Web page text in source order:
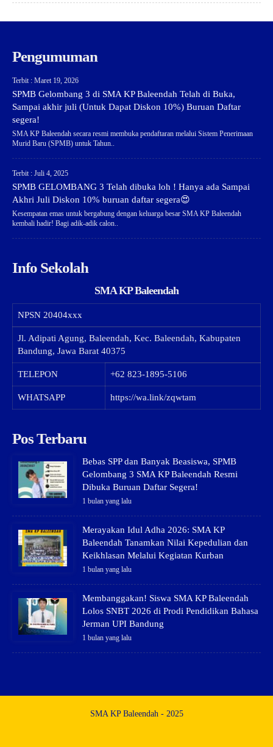
Pengumuman
Terbit : Maret 19, 2026
SPMB Gelombang 3 di SMA KP Baleendah Telah di Buka,
Sampai akhir juli (Untuk Dapat Diskon 10%) Buruan Daftar
segera!
SMA KP Baleendah secara resmi membuka pendaftaran melalui Sistem Penerimaan
Murid Baru (SPMB) untuk Tahun..
Terbit : Juli 4, 2025
SPMB GELOMBANG 3 Telah dibuka loh ! Hanya ada Sampai
Akhri Juli Diskon 10% buruan daftar segera😍
Kesempatan emas untuk bergabung dengan keluarga besar SMA KP Baleendah
kembali hadir! Bagi adik-adik calon..
Info Sekolah
SMA KP Baleendah
NPSN 20404xxx
Jl. Adipati Agung, Baleendah, Kec. Baleendah, Kabupaten
Bandung, Jawa Barat 40375
TELEPON +62 823-1895-5106
WHATSAPP https://wa.link/zqwtam
Pos Terbaru
Bebas SPP dan Banyak Beasiswa, SPMB
Gelombang 3 SMA KP Baleendah Resmi
Dibuka Buruan Daftar Segera!
1 bulan yang lalu
Merayakan Idul Adha 2026: SMA KP
Baleendah Tanamkan Nilai Kepedulian dan
Keikhlasan Melalui Kegiatan Kurban
1 bulan yang lalu
Membanggakan! Siswa SMA KP Baleendah
Lolos SNBT 2026 di Prodi Pendidikan Bahasa
Jerman UPI Bandung
1 bulan yang lalu
SMA KP Baleendah - 2025